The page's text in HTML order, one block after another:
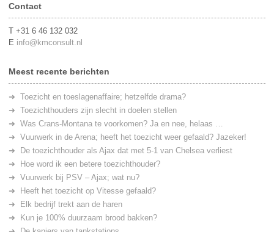
Contact
T +31 6 46 132 032
E info@kmconsult.nl
Meest recente berichten
Toezicht en toeslagenaffaire; hetzelfde drama?
Toezichthouders zijn slecht in doelen stellen
Was Crans-Montana te voorkomen? Ja en nee, helaas …
Vuurwerk in de Arena; heeft het toezicht weer gefaald? Jazeker!
De toezichthouder als Ajax dat met 5-1 van Chelsea verliest
Hoe word ik een betere toezichthouder?
Vuurwerk bij PSV – Ajax; wat nu?
Heeft het toezicht op Vitesse gefaald?
Elk bedrijf trekt aan de haren
Kun je 100% duurzaam brood bakken?